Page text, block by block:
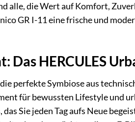
alle, die Wert auf Komfort,
GR I-11 eine frische und
Das HERCULES
perfekte Symbiose aus
für bewussten Lifestyle und
Sie jeden Tag aufs Neue